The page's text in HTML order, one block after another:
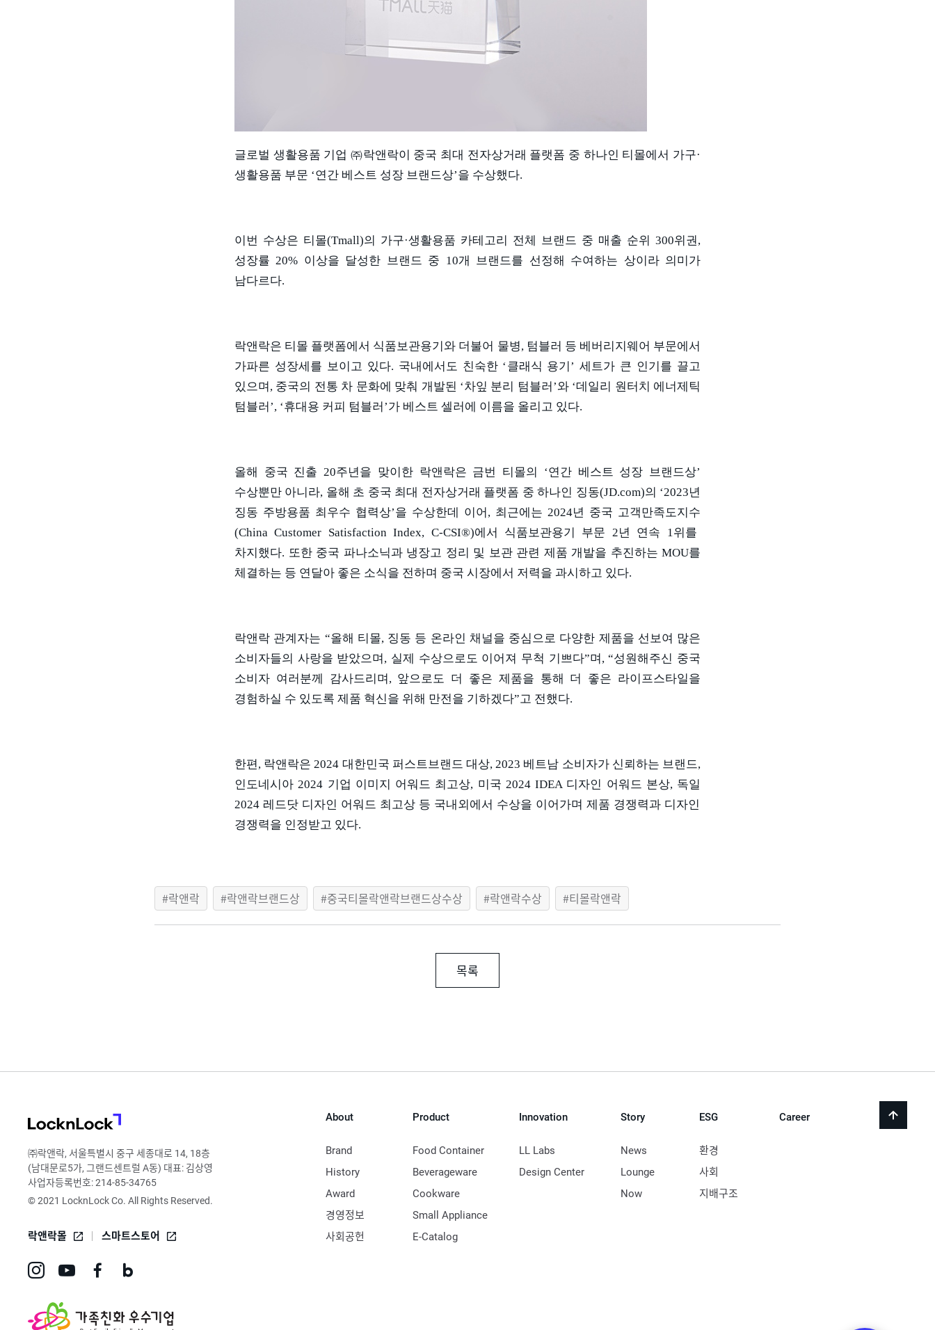
글로벌 생활용품 기업 ㈜락앤락이 중국 최대 전자상거래 플랫폼 중 하나인 티몰에서 가구·
생활용품 부문 ‘연간 베스트 성장 브랜드상’을 수상했다.
이번 수상은 티몰(Tmall)의 가구·생활용품 카테고리 전체 브랜드 중 매출 순위 300위권,
성장률 20% 이상을 달성한 브랜드 중 10개 브랜드를 선정해 수여하는 상이라 의미가
남다르다.
락앤락은 티몰 플랫폼에서 식품보관용기와 더불어 물병, 텀블러 등 베버리지웨어 부문에서
가파른 성장세를 보이고 있다. 국내에서도 친숙한‘클래식 용기 ’세트가 큰 인기를 끌고
있으며 , 중국의 전통 차 문화에 맞춰 개발된 ‘차잎 분리 텀블러 ’와‘데일리 원터치 에너제틱
텀블러 ’, ‘휴대용 커피 텀블러 ’가 베스트 셀러에 이름을 올리고 있다.
올해 중국 진출 20주년을 맞이한 락앤락은 금번 티몰의 ‘연간 베스트 성장 브랜드상’
수상뿐만 아니라, 올해 초 중국 최대 전자상거래 플랫폼 중 하나인 징동(JD.com)의 ‘2023년
징동 주방용품 최우수 협력상’을 수상한데 이어 , 최근에는 2024년 중국 고객만족도지수
(China Customer Satisfaction Index, C-CSI®)에서 식품보관용기 부문 2년 연속 1위를
차지했다. 또한 중국 파나소닉과 냉장고 정리 및 보관 관련 제품 개발을 추진하는 MOU를
체결하는 등 연달아 좋은 소식을 전하며 중국 시장에서 저력을 과시하고 있다.
락앤락 관계자는 “올해 티몰, 징동 등 온라인 채널을 중심으로 다양한 제품을 선보여 많은
소비자들의 사랑을 받았으며 , 실제 수상으로도 이어져 무척 기쁘다”며 , “성원해주신 중국
소비자 여러분께 감사드리며 , 앞으로도 더 좋은 제품을 통해 더 좋은 라이프스타일을
경험하실 수 있도록 제품 혁신을 위해 만전을 기하겠다”고 전했다.
한편, 락앤락은 2024 대한민국 퍼스트브랜드 대상, 2023 베트남 소비자가 신뢰하는 브랜드,
인도네시아 2024 기업 이미지 어워드 최고상, 미국 2024 IDEA 디자인 어워드 본상, 독일
2024 레드닷 디자인 어워드 최고상 등 국내외에서 수상을 이어가며 제품 경쟁력과 디자인
경쟁력을 인정받고 있다.
락앤락 락앤락브랜드상 중국티몰락앤락브랜드상수상 락앤락수상 티몰락앤락
목록
back
About
Brand
History
Award
경영정보
사회공헌
Product
Food Container
Beverageware
Cookware
Small Appliance
E-Catalog
Innovation
LL Labs
Design Center
Story
News
Lounge
Now
ESG
환경
사회
지배구조
Career
락앤락몰 스마트스토어
인
타
브
스
버
© 2021 LocknLock Co. All Rights Reserved.
㈜락앤락, 서울특별시 중구 세종대로 14, 18층
(남대문로5가, 그랜드센트럴 A동) 대표: 김상영
사업자등록번호: 214-85-34765